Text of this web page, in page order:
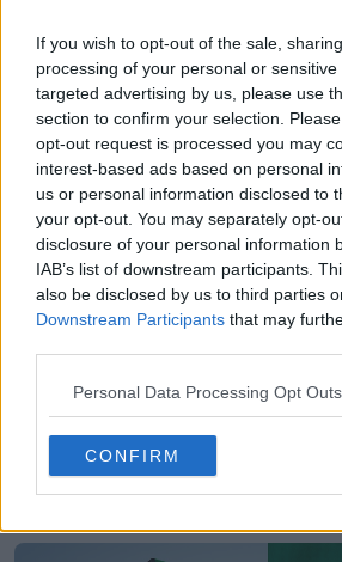
If you wish to opt-out of the sale,
processing of your personal or
targeted advertising by us, please use
section to confirm your selection.
opt-out request is processed you may
interest-based ads based on personal
us or personal information disclosed to
your opt-out. You may separately opt-
disclosure of your personal information
IAB’s list of downstream participants.
also be disclosed by us to third parties
Downstream Participants that may
Personal Data Processing Opt Outs
CONFIRM
Análisis del choque de
Bayern de Múnich en la Liga de
0 0 0 115 23 de Ene de 2025